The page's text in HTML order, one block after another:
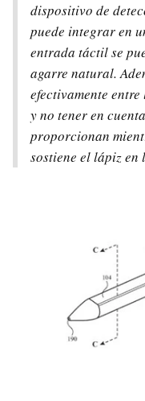
dispositivo de
puede integrar en
entrada táctil se
agarre natural.
efectivamente
y no tener en
proporcionan
sostiene el lápiz